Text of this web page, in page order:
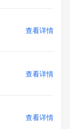
查看详情
查看详情
查看详情